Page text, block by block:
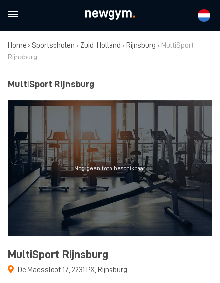
Home › Sportscholen › Zuid-Holland › Rijnsburg › MultiSport
Rijnsburg
MultiSport Rijnsburg
Nog geen foto beschikbaar.
MultiSport Rijnsburg
De Maessloot 17, 2231 PX, Rijnsburg